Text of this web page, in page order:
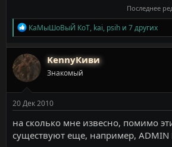
Последнее
Р
е
а
к
ц
и
и
КаМыШоВыЙ КоТ, kai, psih и 7 других
KennyКиви
Знакомый
20 Дек 2010
на сколько мне извесно, помимо
существуют еще, например, ADMIN